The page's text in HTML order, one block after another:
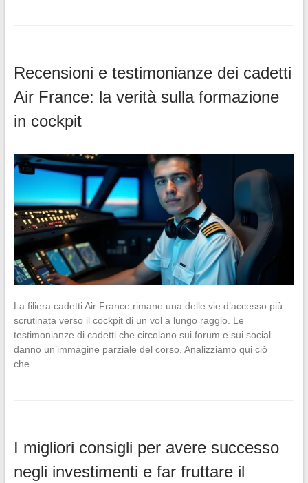
Recensioni e testimonianze dei cadetti
Air France: la verità sulla formazione
in cockpit
La filiera cadetti Air France rimane una delle vie d’accesso più
scrutinata verso il cockpit di un vol a lungo raggio. Le
testimonianze di cadetti che circolano sui forum e sui social
danno un’immagine parziale del corso. Analizziamo qui ciò
che…
I migliori consigli per avere successo
negli investimenti e far fruttare il